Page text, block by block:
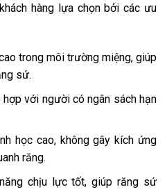
hàng lựa chọn bởi các ưu
trong môi trường miệng, giúp
sứ.
với người có ngân sách hạn
học cao, không gây kích ứng
răng.
chịu lực tốt, giúp răng sứ